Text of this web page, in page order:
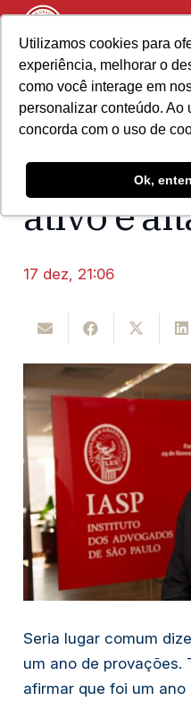
Utilizamos cookies para
experiência, melhorar o
como você interage em
personalizar conteúdo. Ao
concorda com o uso de
Ok,
Home Acontece no
Editorial
ativo e
17 dez, 21:06
Seria lugar comum
um ano de provações.
afirmar que foi um ano